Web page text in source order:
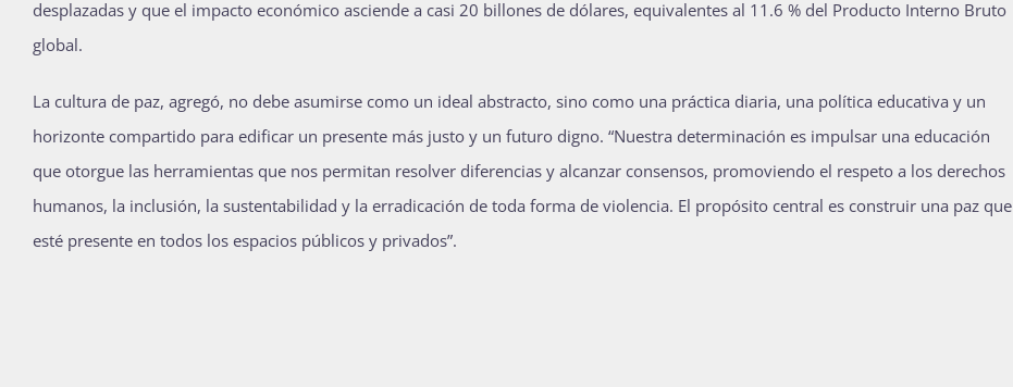
desplazadas y que el impacto económico asciende a casi 20 billones de dólares, equivalentes al 11.6 % del Producto Interno Bruto
global.
La cultura de paz, agregó, no debe asumirse como un ideal abstracto, sino como una práctica diaria, una política educativa y un
horizonte compartido para edificar un presente más justo y un futuro digno. “Nuestra determinación es impulsar una educación
que otorgue las herramientas que nos permitan resolver diferencias y alcanzar consensos, promoviendo el respeto a los derechos
humanos, la inclusión, la sustentabilidad y la erradicación de toda forma de violencia. El propósito central es construir una paz que
esté presente en todos los espacios públicos y privados”.